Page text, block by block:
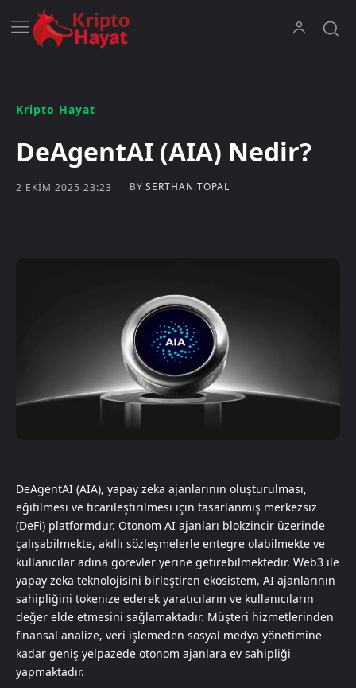
Kripto Hayat
DeAgentAI (AIA) Nedir?
2 EKIM 2025 23:23 BY SERTHAN TOPAL
DeAgentAI (AIA), yapay zeka ajanlarının oluşturulması,
eğitilmesi ve ticarileştirilmesi için tasarlanmış merkezsiz
(DeFi) platformdur. Otonom AI ajanları blokzincir üzerinde
çalışabilmekte, akıllı sözleşmelerle entegre olabilmekte ve
kullanıcılar adına görevler yerine getirebilmektedir. Web3 ile
yapay zeka teknolojisini birleştiren ekosistem, AI ajanlarının
sahipliğini tokenize ederek yaratıcıların ve kullanıcıların
değer elde etmesini sağlamaktadır. Müşteri hizmetlerinden
finansal analize, veri işlemeden sosyal medya yönetimine
kadar geniş yelpazede otonom ajanlara ev sahipliği
yapmaktadır.